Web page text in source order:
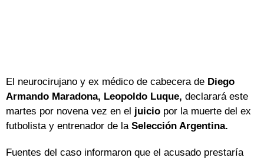
El neurocirujano y ex médico de cabecera de Diego
Armando Maradona, Leopoldo Luque, declarará este
martes por novena vez en el juicio por la muerte del ex
futbolista y entrenador de la Selección Argentina.
Fuentes del caso informaron que el acusado prestaría